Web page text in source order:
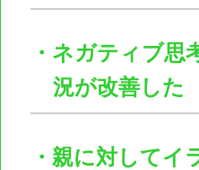
・ネガティブ思
況が改善した
・親に対してイ